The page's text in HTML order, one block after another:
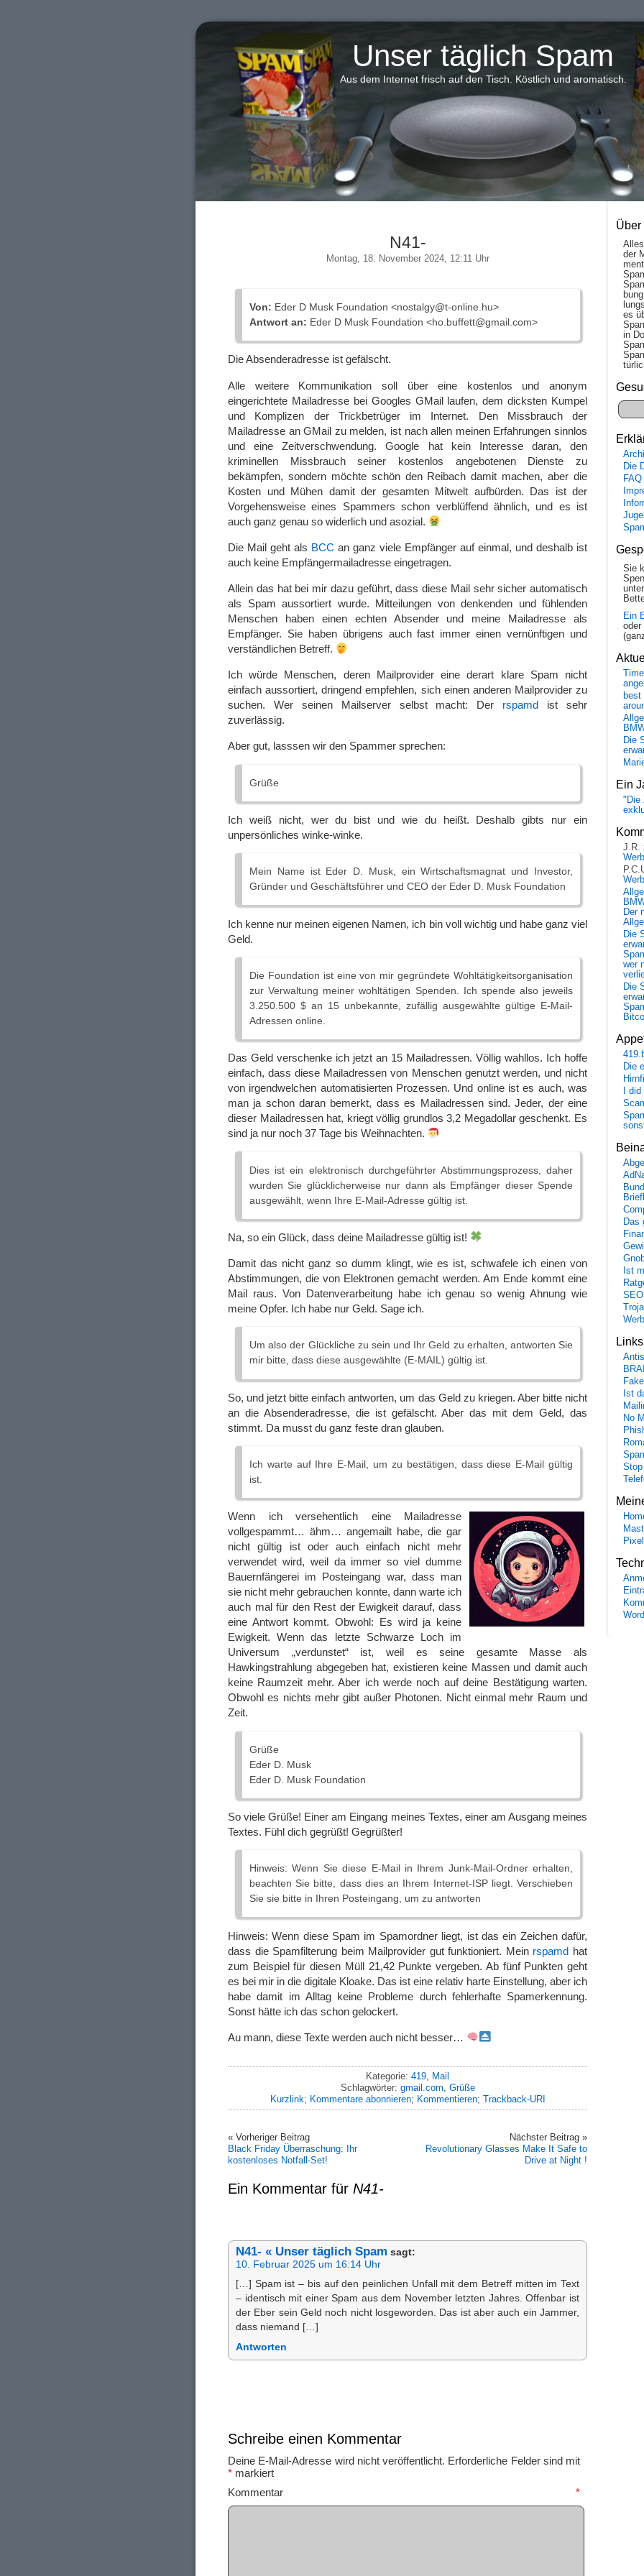
Unser täglich Spam
Aus dem Internet frisch auf den Tisch. Köstlich und aromatisch.
N41-
Montag, 18. November 2024, 12:11 Uhr
Von: Eder D Musk Foundation <nostalgy@t-online.hu>
Antwort an: Eder D Musk Foundation <ho.buffett@gmail.com>
Die Absenderadresse ist gefälscht.
Alle weitere Kommunikation soll über eine kostenlos und anonym
eingerichtete Mailadresse bei Googles GMail laufen, dem dicksten Kumpel
und Komplizen der Trickbetrüger im Internet. Den Missbrauch der
Mailadresse an GMail zu melden, ist nach allen meinen Erfahrungen sinnlos
und eine Zeitverschwendung. Google hat kein Interesse daran, den
kriminellen Missbrauch seiner kostenlos angebotenen Dienste zu
bekämpfen, sondern möchte schön den Reibach damit machen, aber die
Kosten und Mühen damit der gesamten Mitwelt aufbürden. Das ist der
Vorgehensweise eines Spammers schon verblüffend ähnlich, und es ist
auch ganz genau so widerlich und asozial.
Die Mail geht als BCC an ganz viele Empfänger auf einmal, und deshalb ist
auch keine Empfängermailadresse eingetragen.
Allein das hat bei mir dazu geführt, dass diese Mail sehr sicher automatisch
als Spam aussortiert wurde. Mitteilungen von denkenden und fühlenden
Menschen haben einen echten Absender und meine Mailadresse als
Empfänger. Sie haben übrigens auch fast immer einen vernünftigen und
verständlichen Betreff.
Ich würde Menschen, deren Mailprovider eine derart klare Spam nicht
einfach aussortiert, dringend empfehlen, sich einen anderen Mailprovider zu
suchen. Wer seinen Mailserver selbst macht: Der rspamd ist sehr
zuverlässig.
Aber gut, lasssen wir den Spammer sprechen:
Grüße
Ich weiß nicht, wer du bist und wie du heißt. Deshalb gibts nur ein
unpersönliches winke-winke.
Mein Name ist Eder D. Musk, ein Wirtschaftsmagnat und Investor,
Gründer und Geschäftsführer und CEO der Eder D. Musk Foundation
Ich kenne nur meinen eigenen Namen, ich bin voll wichtig und habe ganz viel
Geld.
Die Foundation ist eine von mir gegründete Wohltätigkeitsorganisation
zur Verwaltung meiner wohltätigen Spenden. Ich spende also jeweils
3.250.500 $ an 15 unbekannte, zufällig ausgewählte gültige E-Mail-
Adressen online.
Das Geld verschenke ich jetzt an 15 Mailadressen. Völlig wahllos. Ich hoffe
einfach, dass diese Mailadressen von Menschen genutzt werden, und nicht
von irgendwelchen automatisierten Prozessen. Und online ist es auch, was
man ja schon daran bemerkt, dass es Mailadressen sind. Jeder, der eine
dieser Mailadressen hat, kriegt völlig grundlos 3,2 Megadollar geschenkt. Es
sind ja nur noch 37 Tage bis Weihnachten.
Dies ist ein elektronisch durchgeführter Abstimmungsprozess, daher
wurden Sie glücklicherweise nur dann als Empfänger dieser Spende
ausgewählt, wenn Ihre E-Mail-Adresse gültig ist.
Na, so ein Glück, dass deine Mailadresse gültig ist!
Damit das nicht ganz so dumm klingt, wie es ist, schwafele ich einen von
Abstimmungen, die von Elektronen gemacht werden. Am Ende kommt eine
Mail raus. Von Datenverarbeitung habe ich genau so wenig Ahnung wie
meine Opfer. Ich habe nur Geld. Sage ich.
Um also der Glückliche zu sein und Ihr Geld zu erhalten, antworten Sie
mir bitte, dass diese ausgewählte (E-MAIL) gültig ist.
So, und jetzt bitte einfach antworten, um das Geld zu kriegen. Aber bitte nicht
an die Absenderadresse, die ist gefälscht. Aber das mit dem Geld, das
stimmt. Da musst du ganz feste dran glauben.
Ich warte auf Ihre E-Mail, um zu bestätigen, dass diese E-Mail gültig
ist.
Wenn ich versehentlich eine Mailadresse
vollgespammt… ähm… angemailt habe, die gar
nicht gültig ist oder auch einfach nicht mehr
verwendet wird, weil da immer so viel dumme
Bauernfängerei im Posteingang war, dass man
sie nicht mehr gebrauchen konnte, dann warte ich
auch mal für den Rest der Ewigkeit darauf, dass
eine Antwort kommt. Obwohl: Es wird ja keine
Ewigkeit. Wenn das letzte Schwarze Loch im
Universum „verdunstet“ ist, weil es seine gesamte Masse als
Hawkingstrahlung abgegeben hat, existieren keine Massen und damit auch
keine Raumzeit mehr. Aber ich werde noch auf deine Bestätigung warten.
Obwohl es nichts mehr gibt außer Photonen. Nicht einmal mehr Raum und
Zeit.
Grüße
Eder D. Musk
Eder D. Musk Foundation
So viele Grüße! Einer am Eingang meines Textes, einer am Ausgang meines
Textes. Fühl dich gegrüßt! Gegrüßter!
Hinweis: Wenn Sie diese E-Mail in Ihrem Junk-Mail-Ordner erhalten,
beachten Sie bitte, dass dies an Ihrem Internet-ISP liegt. Verschieben
Sie sie bitte in Ihren Posteingang, um zu antworten
Hinweis: Wenn diese Spam im Spamordner liegt, ist das ein Zeichen dafür,
dass die Spamfilterung beim Mailprovider gut funktioniert. Mein rspamd hat
zum Beispiel für diesen Müll 21,42 Punkte vergeben. Ab fünf Punkten geht
es bei mir in die digitale Kloake. Das ist eine relativ harte Einstellung, aber ich
habe damit im Alltag keine Probleme durch fehlerhafte Spamerkennung.
Sonst hätte ich das schon gelockert.
Au mann, diese Texte werden auch nicht besser…
Kategorie: 419
Mail
Schlagwörter: gmail.com Grüße
Kurzlink; Kommentare abonnieren; Kommentieren; Trackback-URI
« Vorheriger Beitrag
Black Friday Überraschung: Ihr
kostenloses Notfall-Set!
Nächster Beitrag »
Revolutionary Glasses Make It Safe to
Drive at Night !
Ein Kommentar für N41-
N41- « Unser täglich Spam sagt:
10. Februar 2025 um 16:14 Uhr
[…] Spam ist – bis auf den peinlichen Unfall mit dem Betreff mitten im Text
– identisch mit einer Spam aus dem November letzten Jahres. Offenbar ist
der Eber sein Geld noch nicht losgeworden. Das ist aber auch ein Jammer,
dass niemand […]
Antworten
Schreibe einen Kommentar
Deine E-Mail-Adresse wird nicht veröffentlicht. Erforderliche Felder sind mit
* markiert
Kommentar *
Über
der
es
in
Die
FAQ
Sie
Ein
oder
Die
Ein
"Die
J.R.
Der
Die
wer
Die
Die
I
Das
Ist
Ist
No